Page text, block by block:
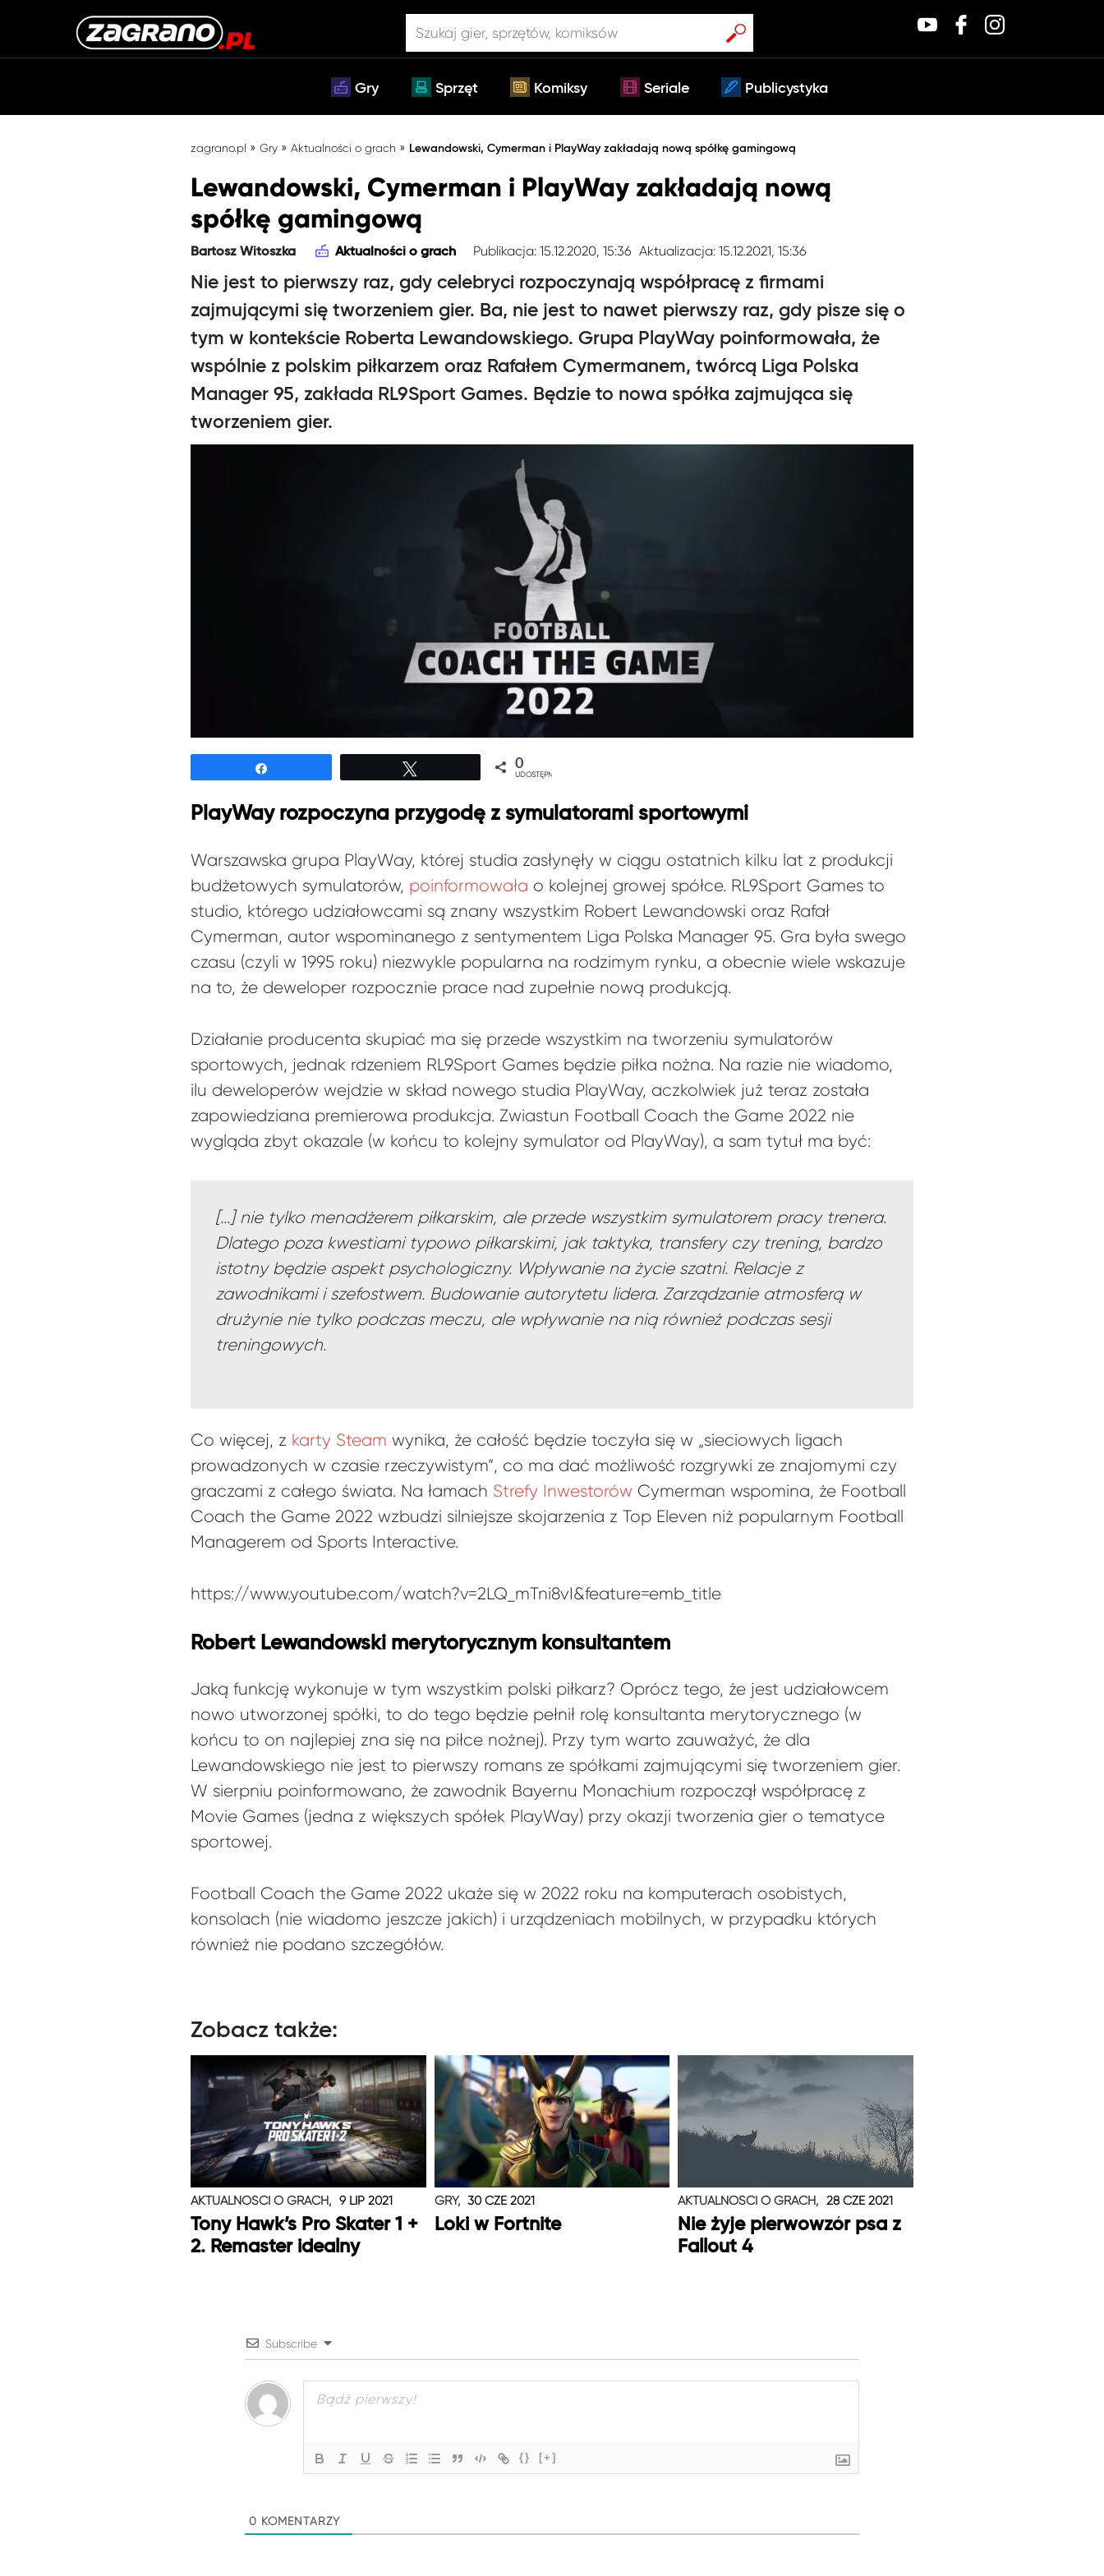
Gry Sprzęt Komiksy Seriale Publicystyka
zagrano.pl » Gry » Aktualności o grach » Lewandowski, Cymerman i PlayWay zakładają nową spółkę gamingową
Lewandowski, Cymerman i PlayWay zakładają nową
spółkę gamingową
Bartosz Witoszka Aktualności o grach Publikacja: 15.12.2020, 15:36 Aktualizacja: 15.12.2021, 15:36
Nie jest to pierwszy raz, gdy celebryci rozpoczynają współpracę z firmami
zajmującymi się tworzeniem gier. Ba, nie jest to nawet pierwszy raz, gdy pisze się o
tym w kontekście Roberta Lewandowskiego. Grupa PlayWay poinformowała, że
wspólnie z polskim piłkarzem oraz Rafałem Cymermanem, twórcą Liga Polska
Manager 95, zakłada RL9Sport Games. Będzie to nowa spółka zajmująca się
tworzeniem gier.
0
UDOSTĘPNIEŃ
PlayWay rozpoczyna przygodę z symulatorami sportowymi
Warszawska grupa PlayWay, której studia zasłynęły w ciągu ostatnich kilku lat z produkcji
budżetowych symulatorów, poinformowała o kolejnej growej spółce. RL9Sport Games to
studio, którego udziałowcami są znany wszystkim Robert Lewandowski oraz Rafał
Cymerman, autor wspominanego z sentymentem Liga Polska Manager 95. Gra była swego
czasu (czyli w 1995 roku) niezwykle popularna na rodzimym rynku, a obecnie wiele wskazuje
na to, że deweloper rozpocznie prace nad zupełnie nową produkcją.
Działanie producenta skupiać ma się przede wszystkim na tworzeniu symulatorów
sportowych, jednak rdzeniem RL9Sport Games będzie piłka nożna. Na razie nie wiadomo,
ilu deweloperów wejdzie w skład nowego studia PlayWay, aczkolwiek już teraz została
zapowiedziana premierowa produkcja. Zwiastun Football Coach the Game 2022 nie
wygląda zbyt okazale (w końcu to kolejny symulator od PlayWay), a sam tytuł ma być:
[…] nie tylko menadżerem piłkarskim, ale przede wszystkim symulatorem pracy trenera.
Dlatego poza kwestiami typowo piłkarskimi, jak taktyka, transfery czy trening, bardzo
istotny będzie aspekt psychologiczny. Wpływanie na życie szatni. Relacje z
zawodnikami i szefostwem. Budowanie autorytetu lidera. Zarządzanie atmosferą w
drużynie nie tylko podczas meczu, ale wpływanie na nią również podczas sesji
treningowych.
Co więcej, z karty Steam wynika, że całość będzie toczyła się w „sieciowych ligach
prowadzonych w czasie rzeczywistym”, co ma dać możliwość rozgrywki ze znajomymi czy
graczami z całego świata. Na łamach Strefy Inwestorów Cymerman wspomina, że Football
Coach the Game 2022 wzbudzi silniejsze skojarzenia z Top Eleven niż popularnym Football
Managerem od Sports Interactive.
https://www.youtube.com/watch?v=2LQ_mTni8vI&feature=emb_title
Robert Lewandowski merytorycznym konsultantem
Jaką funkcję wykonuje w tym wszystkim polski piłkarz? Oprócz tego, że jest udziałowcem
nowo utworzonej spółki, to do tego będzie pełnił rolę konsultanta merytorycznego (w
końcu to on najlepiej zna się na piłce nożnej). Przy tym warto zauważyć, że dla
Lewandowskiego nie jest to pierwszy romans ze spółkami zajmującymi się tworzeniem gier.
W sierpniu poinformowano, że zawodnik Bayernu Monachium rozpoczął współpracę z
Movie Games (jedna z większych spółek PlayWay) przy okazji tworzenia gier o tematyce
sportowej.
Football Coach the Game 2022 ukaże się w 2022 roku na komputerach osobistych,
konsolach (nie wiadomo jeszcze jakich) i urządzeniach mobilnych, w przypadku których
również nie podano szczegółów.
Zobacz także:
AKTUALNOŚCI O GRACH, 9 LIP 2021
Tony Hawk’s Pro Skater 1 +
2. Remaster idealny
GRY, 30 CZE 2021
Loki w Fortnite
AKTUALNOŚCI O GRACH, 28 CZE 2021
Nie żyje pierwowzór psa z
Fallout 4
Subscribe
{} [+]
0 KOMENTARZY